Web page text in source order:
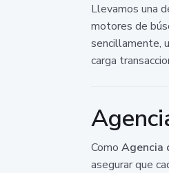
Llevamos una
motores de
sencillamente,
carga
Como Agencia
asegurar que